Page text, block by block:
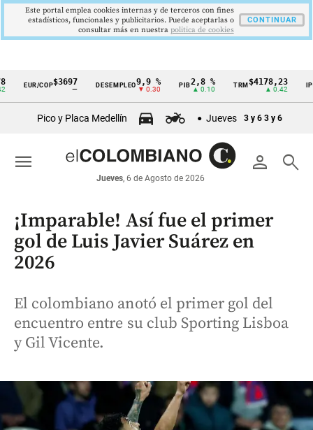
Cintillo
económicos
Colombia
COP$3697
—
DESEMPLEO9,9 %
▼ 0.30
PIB 2,8 %
▲ 0.10
TRM $4178,23
▲ 0.42
IPC
▼
Pico y Placa Medellín Jueves 3 y 6 3 y 6
person search
Jueves, 6 de Agosto de 2026
menu
¡Imparable! Así fue el primer
gol de Luis Javier Suárez en
2026
El colombiano anotó el primer gol del
encuentro entre su club Sporting Lisboa
y Gil Vicente.
Este portal emplea cookies internas y de terceros con fines
estadísticos, funcionales y publicitarios. Puede aceptarlas o
consultar más en nuestra politica de cookies
CONTINUAR